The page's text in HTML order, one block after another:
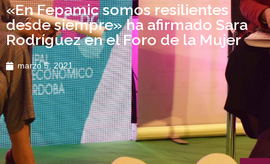
«En Fepamic somos resilientes
desde siempre» ha afirmado Sara
Rodríguez en el Foro de la Mujer
marzo 5, 2021